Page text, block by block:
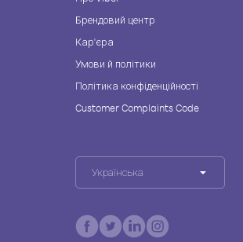
Брендовий центр
Кар'єра
Умови й політики
Політика конфіденційності
Customer Complaints Code
Українська